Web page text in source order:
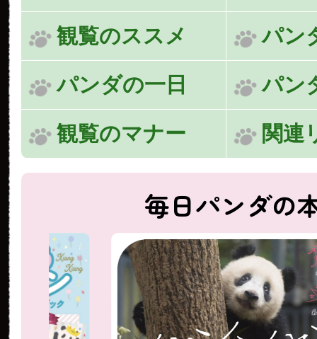
観覧のススメ パン
パンダの一日 パン
観覧のマナー 関連
毎日パンダの